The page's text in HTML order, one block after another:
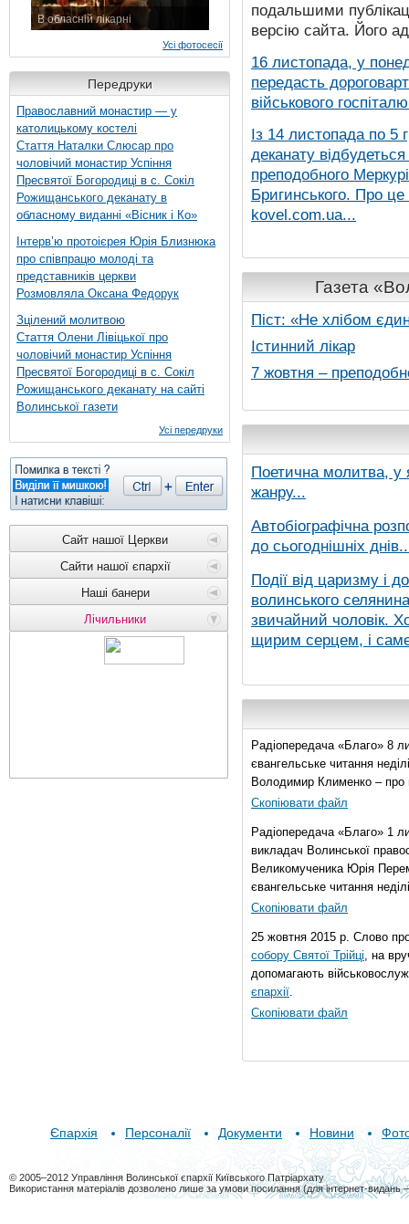
В обласній лікарні
Усі фотосесії
Передруки
Православний монастир — у
католицькому костелі
Стаття Наталки Слюсар про
чоловічий монастир Успіння
Пресвятої Богородиці в с. Сокіл
Рожищанського деканату в
обласному виданні «Вісник і Ко»
Інтерв’ю протоієрея Юрія Близнюка
про співпрацю молоді та
представників церкви
Розмовляла Оксана Федорук
Зцілений молитвою
Стаття Олени Лівіцької про
чоловічий монастир Успіння
Пресвятої Богородиці в с. Сокіл
Рожищанського деканату на сайті
Волинської газети
Усі передруки
Сайт нашої Церкви
Сайти нашої єпархії
Наші банери
Лічильники
подальшими
версію сайта. Його
16 листопада, у
передасть
військового
Із 14 листопада по 5
деканату
преподобного
Бригинського. Про
kovel.com.ua...
Газета
Піст: «Не хлібом
Істинний лікар
7 жовтня –
Поетична молитва, у
жанру...
Автобіографічна
до сьогоднішніх
Події від царизму і
волинського
звичайний чоловік.
щирим серцем, і
Радіопередача «Благо» 8
євангельське читання
Володимир Клименко – про
Скопіювати файл
Радіопередача «Благо» 1
викладач Волинської
Великомученика Юрія
євангельське читання
Скопіювати файл
25 жовтня 2015 р. Слово
собору Святої Трійці, на
допомагають
єпархії.
Скопіювати файл
Єпархія Персоналії Документи Новини
© 2005–2012 Управління Волинської єпархії Київського Патріархату
Використання матеріалів дозволено лише за умови посилання (для інтернет-видань